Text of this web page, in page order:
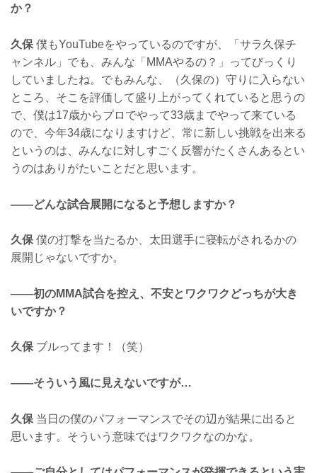
か？
久保 僕もYouTubeをやっているのですが、「サラ久保チ
ャンネル」でも、みんな「MMAやるの？」ってびっくり
していましたね。でもみんな、（久保の）守りに入らない
ところ、そこを評価して盛り上がってくれていると思うの
で、僕は17歳からプロでやって33歳までやって来ている
ので、今年34歳になりますけど、常に新しい挑戦を出来る
というのは、みんなに対しすごく反響がたくさんあるとい
うのはありがたいことだと思います。
——どんな試合展開になると予想しますか？
久保 僕の打撃を当たるか、太田選手に寝転がされるかの
展開じゃないですか。
——初のMMA試合を控え、不安とワクワクどっちが大き
いですか？
久保 ブルってます！（笑）
——そういう風に見えないですが…
久保 当日の僕のパフォーマンスでその辺が結果に出ると
思います。そういう意味ではワクワクなのかな。